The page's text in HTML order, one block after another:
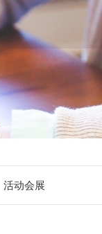
活动会展